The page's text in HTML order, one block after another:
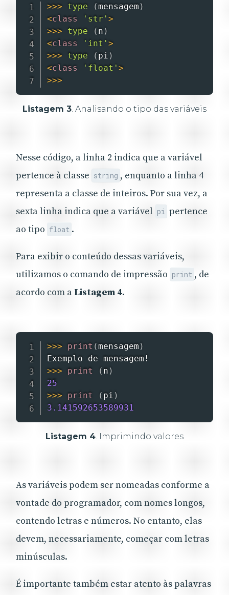
>>> type (mensagem )
<class 'str' >
>>> type ( n )
<class 'int' >
>>> type ( pi )
<class 'float' >
>>>
Listagem 3 . Analisando o tipo das variáveis
Nesse código, a linha 2 indica que a variável
pertence à classe string , enquanto a linha 4
representa a classe de inteiros. Por sua vez, a
sexta linha indica que a variável pi pertence
ao tipo float .
Para exibir o conteúdo dessas variáveis,
utilizamos o comando de impressão print , de
acordo com a Listagem 4.
>>> print (mensagem )
>>> print ( n )
25
>>> print ( pi )
3.141592653589931
Listagem 4 . Imprimindo valores
As variáveis podem ser nomeadas conforme a
vontade do programador, com nomes longos,
contendo letras e números. No entanto, elas
devem, necessariamente, começar com letras
minúsculas.
É importante também estar atento às palavras